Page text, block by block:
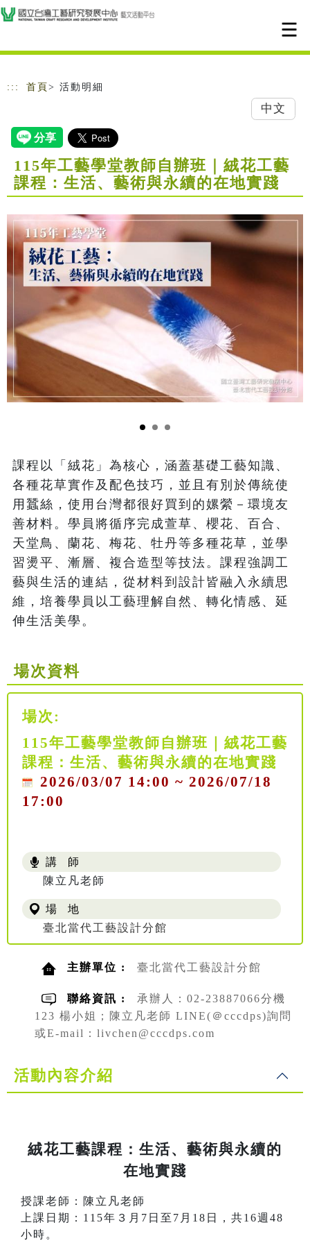
跳到主要內容
網站導覽
::: 首頁 > 活動明細
中文
115年工藝學堂教師自辦班｜絨花工藝
課程：生活、藝術與永續的在地實踐
課程以「絨花」為核心，涵蓋基礎工藝知識、
各種花草實作及配色技巧，並且有別於傳統使
用蠶絲，使用台灣都很好買到的嫘縈－環境友
善材料。學員將循序完成萱草、櫻花、百合、
天堂鳥、蘭花、梅花、牡丹等多種花草，並學
習燙平、漸層、複合造型等技法。課程強調工
藝與生活的連結，從材料到設計皆融入永續思
維，培養學員以工藝理解自然、轉化情感、延
伸生活美學。
場次資料
場次:
115年工藝學堂教師自辦班｜絨花工藝
課程：生活、藝術與永續的在地實踐
2026/03/07 14:00 ~ 2026/07/18
17:00
講 師
陳立凡老師
場 地
臺北當代工藝設計分館
主辦單位 : 臺北當代工藝設計分館
聯絡資訊 :
承辦人：02-23887066分機
123 楊小姐；陳立凡老師 LINE(＠cccdps)詢問
或E-mail：livchen@cccdps.com
活動內容介紹
絨花工藝課程：生活、藝術與永續的
在地實踐
授課老師：陳立凡老師
上課日期：115年３月7日至7月18日，共16週48
小時。